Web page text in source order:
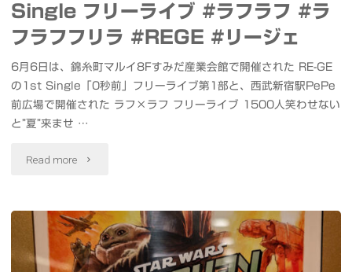
社
例
大
祭
奉
ラ
イ
Single フリーライブ #ラフラフ #ラ
フラフフリラ #REGE #リージェ
6月6日は、錦糸町マルイ8Fすみだ産業会館で開催された RE-GE
の1st Single「0秒前」フリーライブ第1部と、西武新宿駅PePe
前広場で開催された ラフ×ラフ フリーライブ 1500人笑わせない
と”夏”来ませ …
Read more "ラ
×
ラ